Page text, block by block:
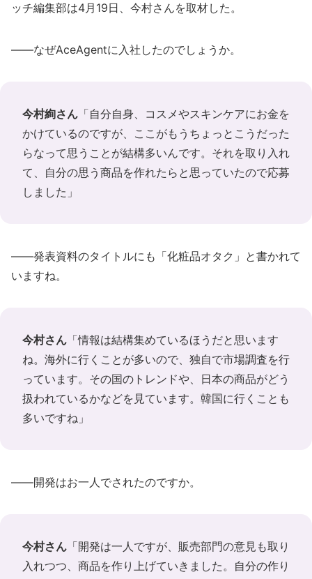
ッチ編集部は4月19日、今村さんを取材した。
――なぜAceAgentに入社したのでしょうか。
今村絢さん 「自分自身、コスメやスキンケアにお金を
かけているのですが、ここがもうちょっとこうだった
らなって思うことが結構多いんです。それを取り入れ
て、自分の思う商品を作れたらと思っていたので応募
しました」
――発表資料のタイトルにも「化粧品オタク」と書かれて
いますね。
今村さん 「情報は結構集めているほうだと思います
ね。海外に行くことが多いので、独自で市場調査を行
っています。その国のトレンドや、日本の商品がどう
扱われているかなどを見ています。韓国に行くことも
多いですね」
――開発はお一人でされたのですか。
今村さん 「開発は一人ですが、販売部門の意見も取り
入れつつ、商品を作り上げていきました。自分の作り